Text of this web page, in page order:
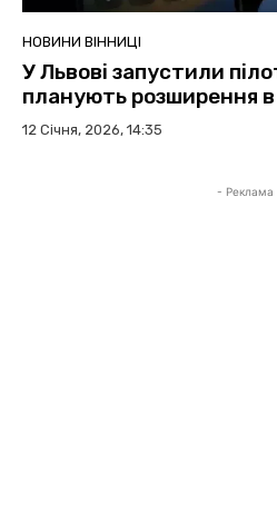
НОВИНИ ВІННИЦІ
У Львові запустили
планують розширення в
12 Січня, 2026, 14:35
- Реклама